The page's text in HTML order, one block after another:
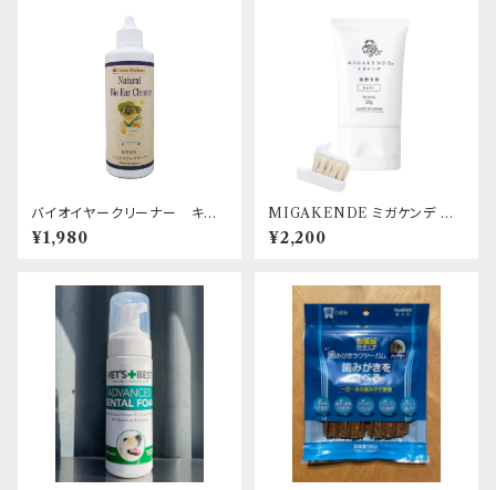
バイオイヤークリーナー キタ
ガワ
¥1,980
MIGAKENDE ミガケンデ 歯
磨き粉 for DOG 20g
¥2,200